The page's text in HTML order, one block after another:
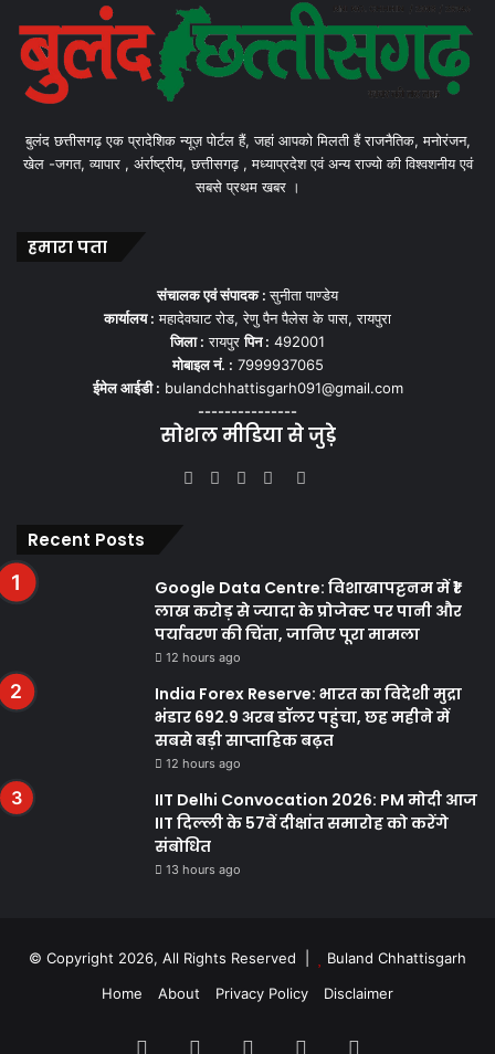
बुलंद छत्तीसगढ़ एक प्रादेशिक न्यूज़ पोर्टल हैं, जहां आपको मिलती हैं राजनैतिक, मनोरंजन,
खेल -जगत, व्यापार , अंर्राष्ट्रीय, छत्तीसगढ़ , मध्याप्रदेश एवं अन्य राज्यो की विश्वशनीय एवं
सबसे प्रथम खबर ।
हमारा पता
संचालक एवं संपादक :सुनीता पाण्डेय
कार्यालय : महादेवघाट रोड, रेणु पैन पैलेस के पास, रायपुरा
जिला : रायपुरपिन : 492001
मोबाइल नं. : 7999937065
ईमेल आईडी : bulandchhattisgarh091@gmail.com
---------------
सोशल मीडिया से जुड़े
Facebook
TwitterYouTubeInstagram
WhatsApp
Recent Posts
Google Data Centre: विशाखापट्टनम में ₹1
लाख करोड़ से ज्यादा के प्रोजेक्ट पर पानी और
पर्यावरण की चिंता, जानिए पूरा मामला
12 hours ago
India Forex Reserve: भारत का विदेशी मुद्रा
भंडार 692.9 अरब डॉलर पहुंचा, छह महीने में
सबसे बड़ी साप्ताहिक बढ़त
12 hours ago
IIT Delhi Convocation 2026: PM मोदी आज
IIT दिल्ली के 57वें दीक्षांत समारोह को करेंगे
संबोधित
13 hours ago
© Copyright 2026, All Rights Reserved |
Buland Chhattisgarh
Home
About Privacy Policy Disclaimer
FacebookTwitter YouTubeInstagram